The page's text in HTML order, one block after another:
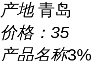
产地 青岛
价格： 35
产品名称